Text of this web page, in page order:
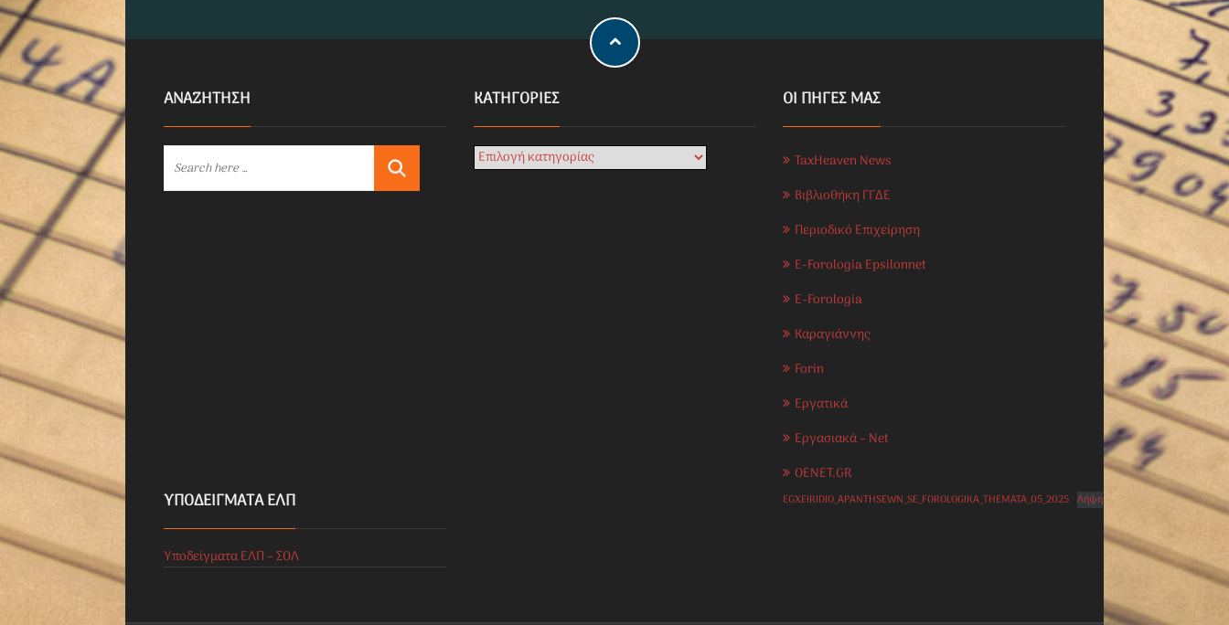
ΑΝΑΖΗΤΗΣΗ KΑΤΗΓΟΡΊΕΣ ΟΙ ΠΗΓΕΣ ΜΑΣ
TaxHeaven News
Βιβλιοθήκη ΓΓΔΕ
Περιοδικό Επιχείρηση
E-Forologia Epsilonnet
E-Forologia
Καραγιάννης
Forin
Εργατικά
Εργασιακά – Net
OENET.GR
ΥΠΟΔΕΊΓΜΑΤΑ ΕΛΠ
Υποδείγματα ΕΛΠ – ΣΟΛ
EGXEIRIDIO_APANTHSEWN_SE_FOROLOGIKA_THEMATA_05_2025 Λήψη